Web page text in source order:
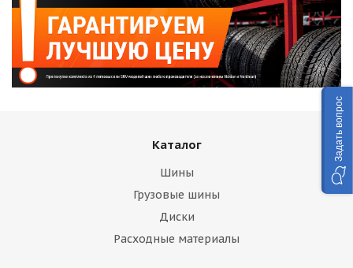
Каталог
Шины
Грузовые шины
Диски
Расходные материалы
Задать вопрос